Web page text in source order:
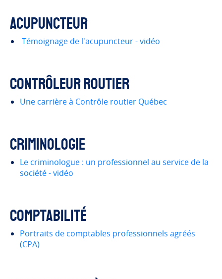
Acupuncteur
Témoignage de l'acupuncteur - vidéo
Contrôleur routier
Une carrière à Contrôle routier Québec
Criminologie
Le criminologue : un professionnel au service de la
société - vidéo
Comptabilité
Portraits de comptables professionnels agréés
(CPA)